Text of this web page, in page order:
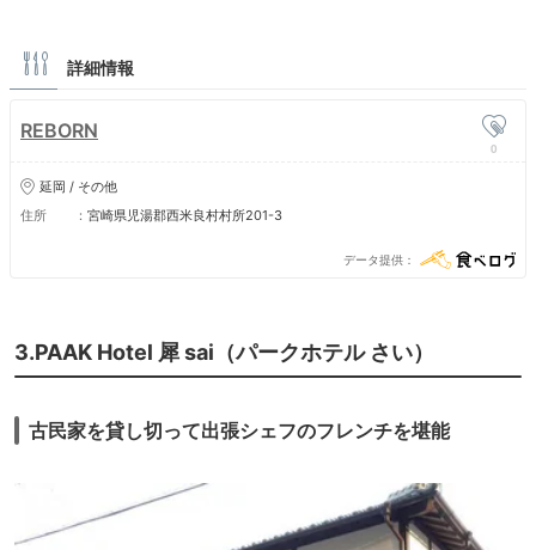
詳細情報
REBORN
0
延岡 / その他
住所
宮崎県児湯郡西米良村村所201-3
データ提供
3.PAAK Hotel 犀 sai（パークホテル さい）
古民家を貸し切って出張シェフのフレンチを堪能